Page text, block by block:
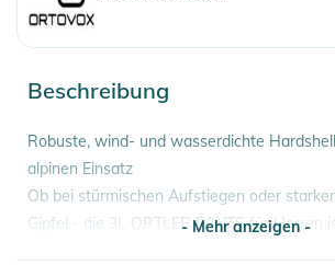
Beschreibung
Robuste, wind- und wasserdichte
alpinen Einsatz
Ob bei stürmischen Aufstiegen oder
Gipfel - die 3L ORTLER PANTS für Herren
- Mehr anzeigen -